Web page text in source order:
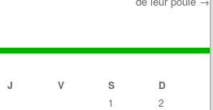
J V S D
1
2